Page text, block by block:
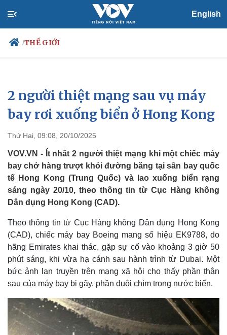
English
/THẾ GIỚI
Chính trị
Tổ chức nhân sự
Nhận diện sự thật
Xã hội
Tin 24h
Dự báo thời tiết
Việc làm
Biển đảo
2 người thiệt mạng sau vụ máy
bay rơi xuống biển ở Hong Kong
Thứ Hai, 09:08, 20/10/2025
VOV.VN - Ít nhất 2 người thiệt mạng khi một chiếc máy
bay chở hàng trượt khỏi đường băng tại sân bay quốc
tế Hong Kong (Trung Quốc) và lao xuống biển rạng
sáng ngày 20/10, theo thông tin từ Cục Hàng không
Dân dụng Hong Kong (CAD).
Theo thông tin từ Cục Hàng không Dân dụng Hong Kong
(CAD), chiếc máy bay Boeing mang số hiệu EK9788, do
hãng Emirates khai thác, gặp sự cố vào khoảng 3 giờ 50
phút sáng, khi vừa hạ cánh sau hành trình từ Dubai. Một
bức ảnh lan truyền trên mạng xã hội cho thấy phần thân
sau của máy bay bị gãy, phần đuôi chìm trong nước biển.